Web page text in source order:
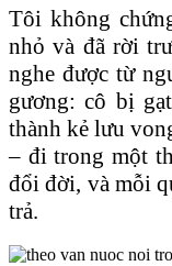
Tôi không
nhỏ và đã rời
nghe được từ
gương: cô bị
thành kẻ lưu
– đi trong một
đổi đời, và mỗi
trả.